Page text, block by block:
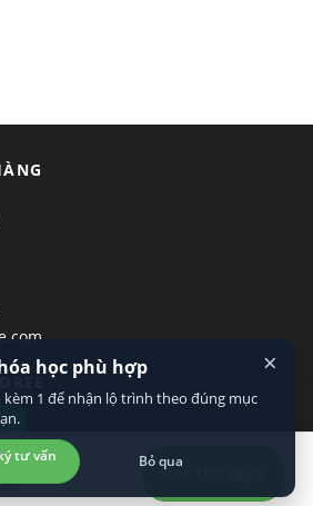
Học thử ngay
×
học phù hợp
kèm 1 để nhận lộ trình theo đúng mục
tư vấn Bỏ qua